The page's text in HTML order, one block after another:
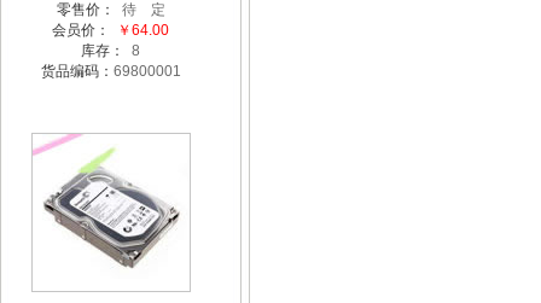
零售价： 待 定
会员价：
￥64.00
库存：8
货品编码： 69800001